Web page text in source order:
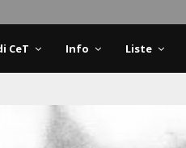
CeT Info Liste